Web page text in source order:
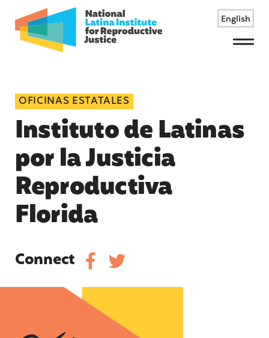
English
Menu
OFICINAS ESTATALES
Instituto de Latinas
por la Justicia
Reproductiva
Florida
Connect